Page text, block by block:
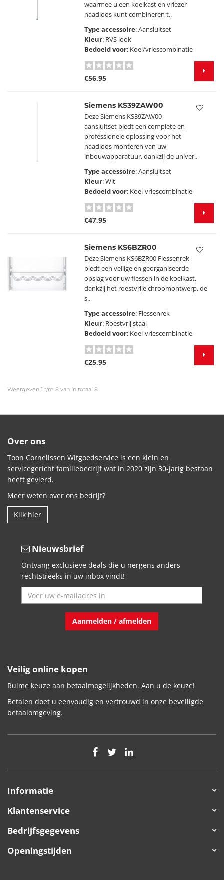
waarmee u een koelkast en vriezer
naadloos kunt combineren t..
Type accessoire: Aansluitset
Kleur: RVS look
Bedoeld voor: Koel/vriescombinatie
€56,95
Siemens KS39ZAW00
Deze Siemens KS39ZAW00
aansluitset biedt een complete en
professionele oplossing voor het
naadloos monteren van uw
inbouwapparatuur, dankzij de univer..
Type accessoire: Aansluitset
Kleur: Wit
Bedoeld voor: Koel-vriescombinatie
€47,95
Siemens KS6BZR00
Deze Siemens KS6BZR00 Flessenrek
biedt een veilige en georganiseerde
opslag voor uw flessen in de koelkast,
dankzij het roestvrije chroomontwerp, de
s..
Type accessoire: Flessenrek
Kleur: Roestvrij staal
Bedoeld voor: Koel-vriescombinatie
€25,95
Weergeven 1 t/m 8 van in totaal 8
Over ons
Toon Cornelissen Witgoedservice is een klein en
servicegericht familiebedrijf wat in 2020 zijn 30-jarig bestaan
heeft gevierd.
Meer weten over ons bedrijf?
Klik hier
Nieuwsbrief
Ontvang exclusieve deals die u nergens anders
rechtstreeks in uw inbox vindt!
Aanmelden / afmelden
Veilig online kopen
Ruime keuze aan betaalmogelijkheden. Aan u de keuze!
Betalen doet u eenvoudig en vertrouwd in onze beveiligde
betaalomgeving.
Informatie
Klantenservice
Bedrijfsgegevens
Openingstijden